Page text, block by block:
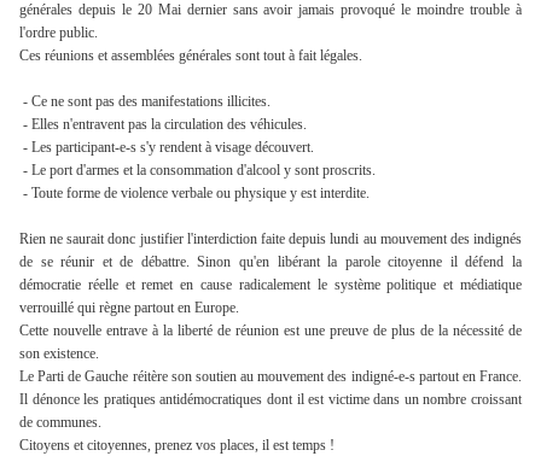
générales depuis le 20 Mai dernier sans avoir jamais provoqué le moindre trouble à
l'ordre public.
Ces réunions et assemblées générales sont tout à fait légales.
- Ce ne sont pas des manifestations illicites.
- Elles n'entravent pas la circulation des véhicules.
- Les participant-e-s s'y rendent à visage découvert.
- Le port d'armes et la consommation d'alcool y sont proscrits.
- Toute forme de violence verbale ou physique y est interdite.
Rien ne saurait donc justifier l'interdiction faite depuis lundi au mouvement des indignés
de se réunir et de débattre. Sinon qu'en libérant la parole citoyenne il défend la
démocratie réelle et remet en cause radicalement le système politique et médiatique
verrouillé qui règne partout en Europe.
Cette nouvelle entrave à la liberté de réunion est une preuve de plus de la nécessité de
son existence.
Le Parti de Gauche réitère son soutien au mouvement des indigné-e-s partout en France.
Il dénonce les pratiques antidémocratiques dont il est victime dans un nombre croissant
de communes.
Citoyens et citoyennes, prenez vos places, il est temps !